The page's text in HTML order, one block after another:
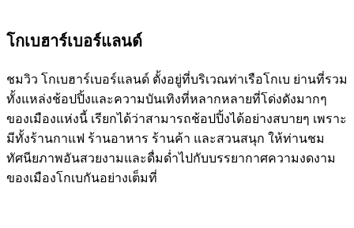
โกเบฮาร์เบอร์แลนด์
ชมวิว โกเบฮาร์เบอร์แลนด์ ตั้งอยู่ที่บริเวณท่าเรือโกเบ ย่านที่รวม
ทั้งแหล่งช้อปปิ้งและความบันเทิงที่หลากหลายที่โด่งดังมากๆ
ของเมืองแห่งนี้ เรียกได้ว่าสามารถช้อปปิ้งได้อย่างสบายๆ เพราะ
มีทั้งร้านกาแฟ ร้านอาหาร ร้านค้า และสวนสนุก ให้ท่านชม
ทัศนียภาพอันสวยงามและดื่มด่ำไปกับบรรยากาศความงดงาม
ของเมืองโกเบกันอย่างเต็มที่